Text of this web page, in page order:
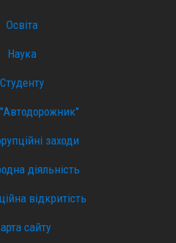
Освіта
Наука
Студенту
"Автодорожник"
заходи
діяльність
відкритість
сайту